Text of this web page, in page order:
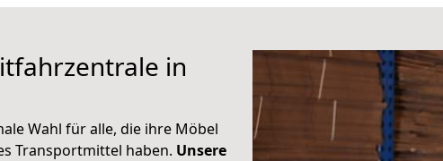
in
Wahl für alle, die ihre Möbel
Transportmittel haben. Unsere